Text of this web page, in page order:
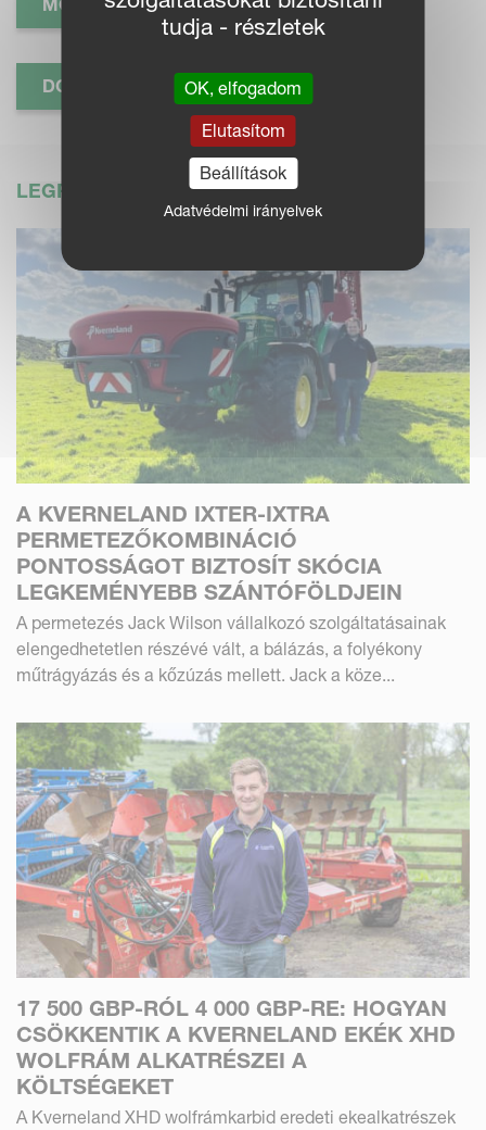
DOWNLOAD BROCHURE
LEGFRISSEBB HÍREK
A KVERNELAND IXTER-IXTRA
PERMETEZŐKOMBINÁCIÓ
PONTOSSÁGOT BIZTOSÍT SKÓCIA
LEGKEMÉNYEBB SZÁNTÓFÖLDJEIN
A permetezés Jack Wilson vállalkozó szolgáltatásainak
elengedhetetlen részévé vált, a bálázás, a folyékony
műtrágyázás és a kőzúzás mellett. Jack a köze...
17 500 GBP-RÓL 4 000 GBP-RE: HOGYAN
CSÖKKENTIK A KVERNELAND EKÉK XHD
WOLFRÁM ALKATRÉSZEI A
KÖLTSÉGEKET
A Kverneland XHD wolfrámkarbid eredeti ekealkatrészek
tudja - részletek
OK, elfogadom
Elutasítom
Beállítások
Adatvédelmi irányelvek